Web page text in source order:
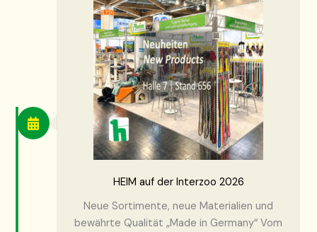
HEIM auf der Interzoo 2026
Neue Sortimente, neue Materialien und
bewährte Qualität „Made in Germany“ Vom